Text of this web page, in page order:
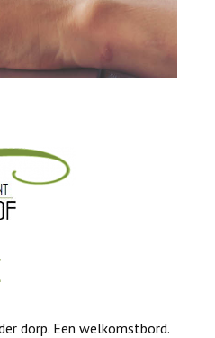
dorp. Een welkomstbord.